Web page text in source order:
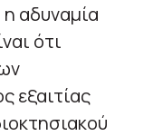
η αδυναμία
ότι
εξαιτίας